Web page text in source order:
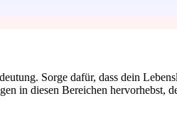
Sorge dafür, dass dein
in diesen Bereichen hervorhebst,